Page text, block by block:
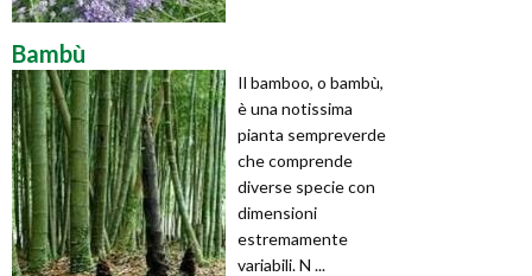
Bambù
Il bamboo, o bambù,
è una notissima
pianta sempreverde
che comprende
diverse specie con
dimensioni
estremamente
variabili. N ...